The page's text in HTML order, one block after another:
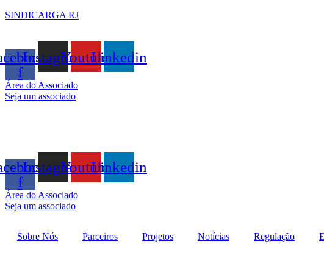
SINDICARGA RJ
f
InstagramYoutubeLinkedin
Área do Associado
Seja um associado
f
InstagramYoutubeLinkedin
Área do Associado
Seja um associado
Sobre Nós Parceiros Projetos Notícias Regulação